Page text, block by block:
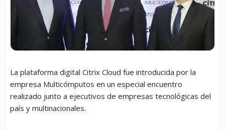
La plataforma digital Citrix Cloud fue introducida por la
empresa Multicómputos en un especial encuentro
realizado junto a ejecutivos de empresas tecnológicas del
país y multinacionales.